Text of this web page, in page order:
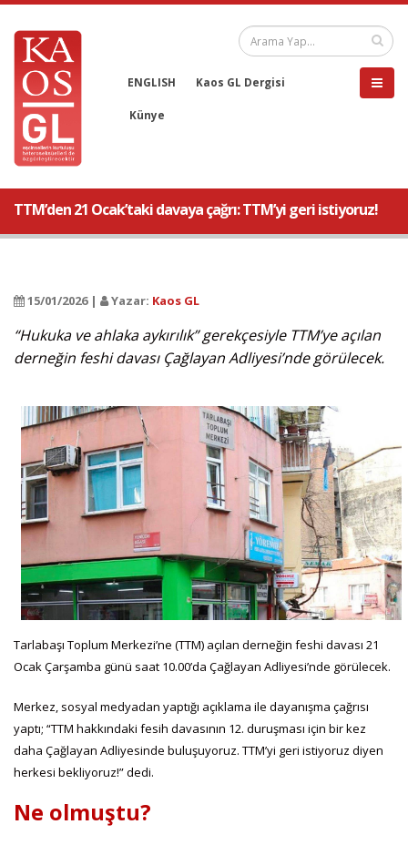
ENGLISH Kaos GL Dergisi
Künye
TTM’den 21 Ocak’taki davaya çağrı: TTM’yi geri istiyoruz!
15/01/2026 | Yazar: Kaos GL
“Hukuka ve ahlaka aykırılık” gerekçesiyle TTM’ye açılan
derneğin feshi davası Çağlayan Adliyesi’nde görülecek.
Tarlabaşı Toplum Merkezi’ne (TTM) açılan derneğin feshi davası 21
Ocak Çarşamba günü saat 10.00’da Çağlayan Adliyesi’nde görülecek.
Merkez, sosyal medyadan yaptığı açıklama ile dayanışma çağrısı
yaptı; “TTM hakkındaki fesih davasının 12. duruşması için bir kez
daha Çağlayan Adliyesinde buluşuyoruz. TTM’yi geri istiyoruz diyen
herkesi bekliyoruz!” dedi.
Ne olmuştu?